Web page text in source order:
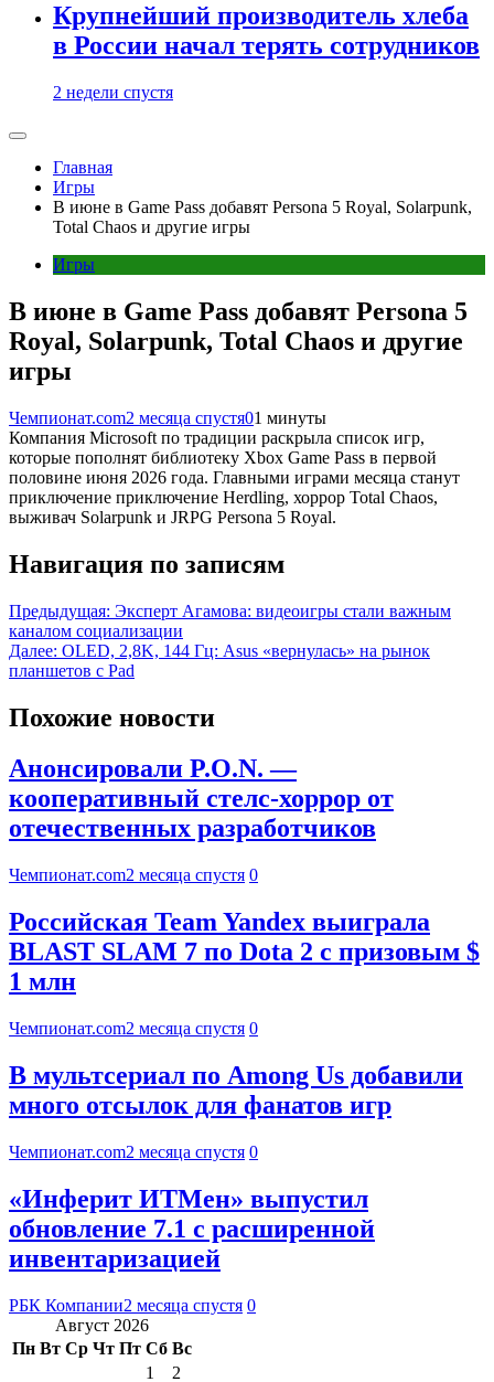
Крупнейший производитель хлеба
в России начал терять сотрудников
2 недели спустя
Главная
Игры
В июне в Game Pass добавят Persona 5 Royal, Solarpunk,
Total Chaos и другие игры
Игры
В июне в Game Pass добавят Persona 5
Royal, Solarpunk, Total Chaos и другие
игры
Чемпионат.com2 месяца спустя01 минуты
Компания Microsoft по традиции раскрыла список игр,
которые пополнят библиотеку Xbox Game Pass в первой
половине июня 2026 года. Главными играми месяца станут
приключение приключение Herdling, хоррор Total Chaos,
выживач Solarpunk и JRPG Persona 5 Royal.
Навигация по записям
Предыдущая: Эксперт Агамова: видеоигры стали важным
каналом социализации
Далее: OLED, 2,8K, 144 Гц: Asus «вернулась» на рынок
планшетов с Pad
Похожие новости
Анонсировали P.O.N. —
кооперативный стелс-хоррор от
отечественных разработчиков
Чемпионат.com2 месяца спустя 0
Российская Team Yandex выиграла
BLAST SLAM 7 по Dota 2 с призовым $
1 млн
Чемпионат.com2 месяца спустя 0
В мультсериал по Among Us добавили
много отсылок для фанатов игр
Чемпионат.com2 месяца спустя 0
«Инферит ИТМен» выпустил
обновление 7.1 с расширенной
инвентаризацией
РБК Компании2 месяца спустя 0
Август 2026
Пн Вт Ср Чт Пт Сб Вс
1
2